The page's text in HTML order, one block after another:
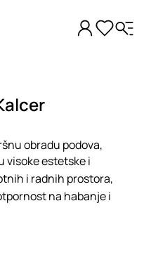
obradu podova,
visoke estetske i
i radnih prostora,
na habanje i